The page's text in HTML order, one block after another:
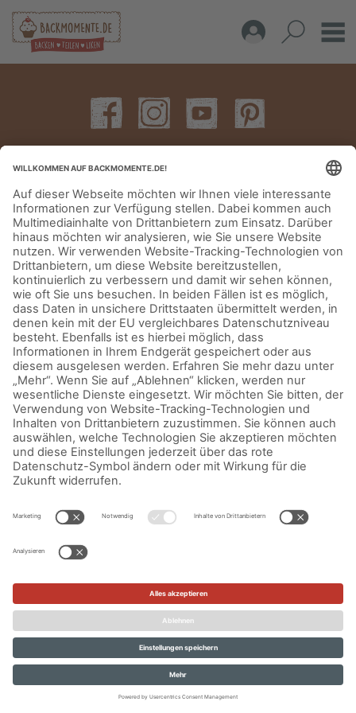
IMPRESSUM DATENSCHUTZERKLÄRUNG AGB KONTAKT
© Aurora Mühlen GmbH - Trettaustraße 49 – D-21107 Hamburg